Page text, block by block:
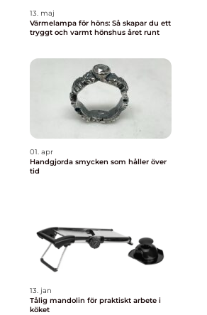
13. maj
Värmelampa för höns: Så skapar du ett
tryggt och varmt hönshus året runt
01. apr
Handgjorda smycken som håller över
tid
13. jan
Tålig mandolin för praktiskt arbete i
köket